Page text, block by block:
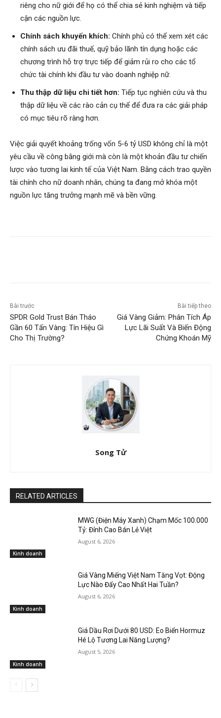
riêng cho nữ giới để họ có thể chia sẻ kinh nghiệm và tiếp
cận các nguồn lực.
Chính sách khuyến khích: Chính phủ có thể xem xét các
chính sách ưu đãi thuế, quỹ bảo lãnh tín dụng hoặc các
chương trình hỗ trợ trực tiếp để giảm rủi ro cho các tổ
chức tài chính khi đầu tư vào doanh nghiệp nữ.
Thu thập dữ liệu chi tiết hơn: Tiếp tục nghiên cứu và thu
thập dữ liệu về các rào cản cụ thể để đưa ra các giải pháp
có mục tiêu rõ ràng hơn.
Việc giải quyết khoảng trống vốn 5-6 tỷ USD không chỉ là một
yêu cầu về công bằng giới mà còn là một khoản đầu tư chiến
lược vào tương lai kinh tế của Việt Nam. Bằng cách trao quyền
tài chính cho nữ doanh nhân, chúng ta đang mở khóa một
nguồn lực tăng trưởng mạnh mẽ và bền vững.
Bài trước
SPDR Gold Trust Bán Tháo
Gần 60 Tấn Vàng: Tín Hiệu Gì
Cho Thị Trường?
Bài tiếp theo
Giá Vàng Giảm: Phân Tích Áp
Lực Lãi Suất Và Biến Động
Chứng Khoán Mỹ
Song Tử
RELATED ARTICLES
Kinh doanh
MWG (Điện Máy Xanh) Chạm Mốc 100.000
Tỷ: Đỉnh Cao Bán Lẻ Việt
August 6, 2026
Kinh doanh
Giá Vàng Miếng Việt Nam Tăng Vọt: Động
Lực Nào Đẩy Cao Nhất Hai Tuần?
August 6, 2026
Kinh doanh
Giá Dầu Rơi Dưới 80 USD: Eo Biển Hormuz
Hé Lộ Tương Lai Năng Lượng?
August 5, 2026